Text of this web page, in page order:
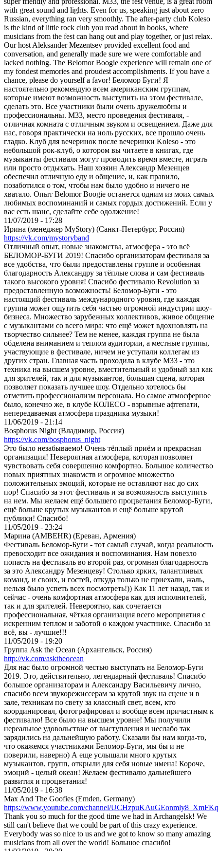
with great sound and lights. Even for us, speaking just about zero
Russian, everything ran very smoothly. The after-party club Koleso
is the kind of little rock club you read about in books, where
musicians from the fest can hang out and play together, or just relax.
Our host Aleksander Mezentsev provided excellent food and
conversation, and generally made sure we were comfortable and
lacked nothing. The Belomor Boogie experience will remain one of
my fondest memories and proudest accomplishments. If you have a
chance, please do yourself a favor! Беломор Буги! Я
настоятельно рекомендую всем американским группам,
которые имеют возможность выступить на этом фестивале,
сделать это. Все участники были очень дружелюбны и
профессиональны. M33, место проведения фестиваля, -
отличная комната с отличным звуком и освещением. Даже для
нас, говоря практически на ноль русских, все прошло очень
гладко. Клуб для вечеринок после вечеринки Koleso - это
небольшой рок-клуб, о котором вы читаете в книгах, где
музыканты фестиваля могут проводить время вместе, играть
или просто отдыхать. Наш хозяин Александр Мезенцев
обеспечил отличную еду и общение, и, как правило,
позаботился о том, чтобы нам было удобно и ничего не
хватало. Опыт Belomor Boogie останется одним из моих самых
любимых воспоминаний и самых гордых достижений. Если у
вас есть шанс, сделайте себе одолжение!
11/07/2019 - 17:28
Ирина (менеджер MyStory) (Санкт-Петербург, Россия)
https://vk.com/mystoryband
Отличный опыт, новые знакомства, атмосфера - это всё
БЕЛОМОР-БУГИ 2019! Спасибо организаторам фестиваля за
все удобства, что были предоставлены группе и особенная
благодарность Александру за тёплые слова и сам фестиваль
такого высокого уровня! Спасибо фестивалю Revolution за
предоставленную возможность! Беломор-Буги - это
настоящий фестиваль международного уровня, где каждая
группа может ощутить себя частью огромной индустрии шоу-
бизнеса. Множество зарубежных коллективов, живое общение
с музыкантами со всего мира: что ещё может вдохновлять на
творчество сильнее? Тем не менее, каждая группа не была
обделена вниманием и теплом аудитории, а местные группы,
участвующие в фестивале, ничем не уступали коллегам из
других стран. Главная часть проходила в клубе M33 - это
техника на высшем уровне, вместительный и удобный зал как
для зрителей, так и для музыкантов, большая сцена, которая
позволяет показать лучшее шоу. Отдельно хотелось бы
отметить профессионализм персонала. Но самое атмосферное
было, конечно же, в клубе КОЛЕСО - взрывные афтепати,
непередаваемая атмосфера праздника музыки!
11/06/2019 - 21:14
Bosphorus Night (Владимир, Россия)
https://vk.com/bosphorus_night
Это было незабываемо! Очень тёплый приём и прекрасная
организация! Невероятная атмосфера, которая позволяет
чувствовать себя совершенно комфортно. Большое количество
новых приятных знакомств и огромное множество
положительных эмоций, которые не оставляют нас до сих
пор! Спасибо за этот фестиваль и за возможность выступить
на нем. Мы желаем ещё большего процветания Беломор-Буги,
ещё больше крутых музыкантов и ещё больше крутой
публики! Спасибо!
11/05/2019 - 23:24
Марина (AMBEHR) (Ереван, Армения)
Фестиваль Беломор-Буги - тот самый случай, когда реальность
превосходит все ожидания и воспоминания. Нам повезло
попасть на фестиваль во второй раз, огромная благодарность
за это Александру Мезенцеву! Столько ярких, талантливых
команд, и своих, и гостей, откуда только не приехали, жаль,
нельзя было успеть всех посмотреть!)) Как 11 лет назад, так и
сейчас - очень комфортная атмосфера как для исполнителей,
так и для зрителей. Невероятно, как сочетается
профессиональная, чёткая организация всего мероприятия с
искренним теплом и заботой о каждом участнике. Спасибо за
всё, вы - лучшие!!!
11/05/2019 - 19:20
Группа Ask the Ocean (Архангельск, Россия)
http://vk.com/asktheocean
Для нас было огромной честью выступать на Беломор-Буги
2019. Это, действительно, легендарный фестиваль! Спасибо
большое организаторам и Александру Васильевичу лично,
спасибо всем звукорежиссерам за крутой звук на сцене и в
зале, техникам по свету за классный свет, всем, кто
координировал, фотографировал и вообще всем причастным к
фестивалю! Все было на высшем уровне! Мы получили
нереальное удовольствие от выступления и неслабо так
зарядились на дальнейшую работу. Сказали бы нам когда-то,
что окажемся участниками Беломор-Буги, мы бы и не
поверили, наверно) А еще услышали много крутых
музыкантов, групп, открыли для себя новые имена! Короче,
эмоций - целый океан! Желаем фестивалю дальнейшего
развития и процветания!
11/05/2019 - 16:38
Max And The Goofies (Emden, Germany)
https://www.youtube.com/channel/
Thank you so much for the good time we had in Archangelsk! We
still can't believe that we could be part of this crazy experience.
Everybody was so nice to us and we got to know so many amazing
musicians from all over the world! Большое спасибо!